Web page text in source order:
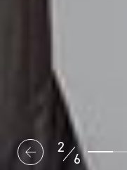
2
6